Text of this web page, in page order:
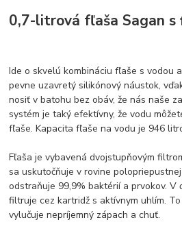
0,7-litrová fľaša Sagan
Ide o skvelú kombináciu fľaše s vodou
pevne uzavretý silikónový náustok,
nosiť v batohu bez obáv, že nás naše
systém je taký efektívny, že vodu
fľaše. Kapacita fľaše na vodu je 946
Fľaša je vybavená dvojstupňovým
sa uskutočňuje v rovine
odstraňuje 99,9% baktérií a prvokov. V
filtruje cez kartridž s aktívnym uhlím.
vylučuje nepríjemný zápach a chuť.